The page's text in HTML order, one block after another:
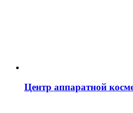
Центр аппаратной